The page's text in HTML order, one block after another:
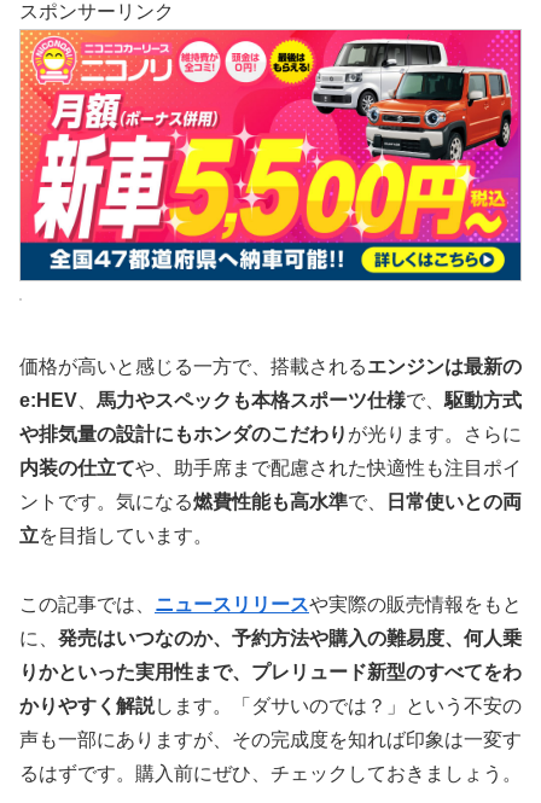
スポンサーリンク
価格が高いと感じる一方で、搭載されるエンジンは最新の
e:HEV
馬力やスペックも本格スポーツ仕様で、 駆動方式
や排気量の設計にもホンダのこだわり が光ります。さらに
内装の仕立てや、助手席まで配慮された快適性も注目ポイ
ントです。気になる燃費性能も高水準で、
日常使いとの両
立を目指しています。
この記事では、 ニュースリリースや実際の販売情報をもと
に、 発売はいつなのか、予約方法や購入の難易度、何人乗
りかといった実用性まで、プレリュード新型のすべてをわ
かりやすく解説します。「ダサいのでは？」という不安の
声も一部にありますが、その完成度を知れば印象は一変す
るはずです。購入前にぜひ、チェックしておきましょう。